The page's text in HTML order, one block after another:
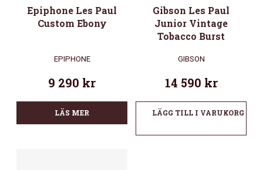
Epiphone Les Paul
Custom Ebony
EPIPHONE
9 290 kr
LÄS MER
Gibson Les Paul
Junior Vintage
Tobacco Burst
GIBSON
14 590 kr
LÄGG TILL I VARUKORG